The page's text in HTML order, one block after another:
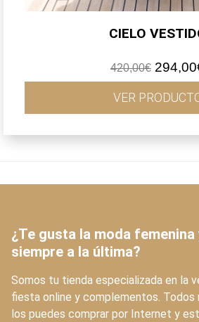
CIELO
420,00€ El
precio
original
era:
294,00
VER
¿Te gusta la moda
siempre a la última?
Somos tu tienda especializada en la
fiesta online y complementos.
los puedes comprar por Internet y